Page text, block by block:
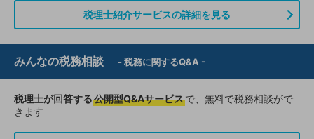
税理士紹介サービスの詳細を見る
みんなの税務相談 - 税務に関するQ&A -
税理士が回答する公開型Q&Aサービスで、無料で税務相談がで
きます